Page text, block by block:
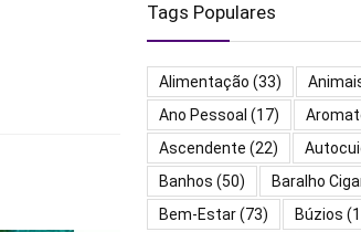
Tags Populares
Alimentação (33)
Ano Pessoal (17)
Ascendente (22)
Banhos (50) Baralho
Bem-Estar(73) Búzios